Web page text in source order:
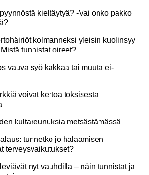
kieltäytyä? -Vai onko pakko
kolmanneksi yleisin kuolinsyy
tunnistat oireet?
vauva syö kakkaa tai muuta ei-
voivat kertoa toksisesta
kultareunuksia metsästämässä
tunnetko jo halaamisen
terveysvaikutukset?
nyt vauhdilla – näin tunnistat ja